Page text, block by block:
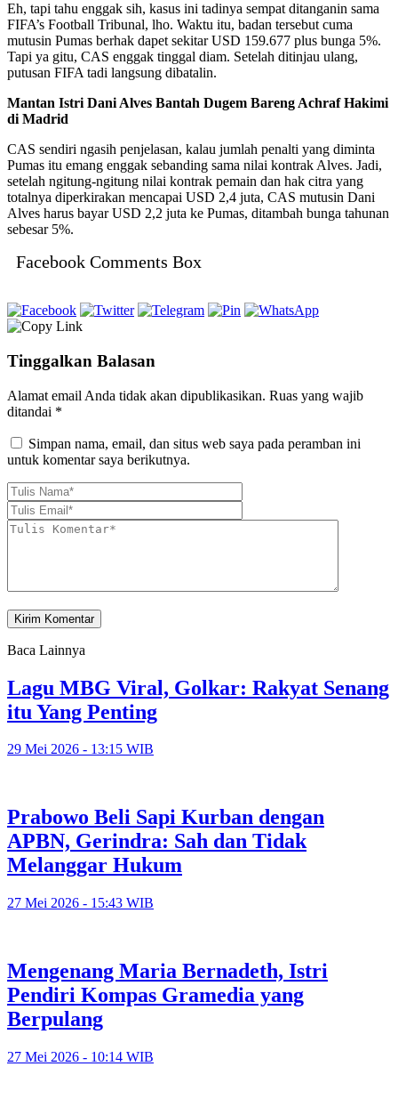
Eh, tapi tahu enggak sih, kasus ini tadinya sempat ditanganin sama
FIFA’s Football Tribunal, lho. Waktu itu, badan tersebut cuma
mutusin Pumas berhak dapet sekitar USD 159.677 plus bunga 5%.
Tapi ya gitu, CAS enggak tinggal diam. Setelah ditinjau ulang,
putusan FIFA tadi langsung dibatalin.
Mantan Istri Dani Alves Bantah Dugem Bareng Achraf Hakimi
di Madrid
CAS sendiri ngasih penjelasan, kalau jumlah penalti yang diminta
Pumas itu emang enggak sebanding sama nilai kontrak Alves. Jadi,
setelah ngitung-ngitung nilai kontrak pemain dan hak citra yang
totalnya diperkirakan mencapai USD 2,4 juta, CAS mutusin Dani
Alves harus bayar USD 2,2 juta ke Pumas, ditambah bunga tahunan
sebesar 5%.
Facebook Comments Box
Tinggalkan Balasan
Alamat email Anda tidak akan dipublikasikan. Ruas yang wajib
ditandai *
Simpan nama, email, dan situs web saya pada peramban ini
untuk komentar saya berikutnya.
Baca Lainnya
Lagu MBG Viral, Golkar: Rakyat Senang
itu Yang Penting
29 Mei 2026 - 13:15 WIB
Prabowo Beli Sapi Kurban dengan
APBN, Gerindra: Sah dan Tidak
Melanggar Hukum
27 Mei 2026 - 15:43 WIB
Mengenang Maria Bernadeth, Istri
Pendiri Kompas Gramedia yang
Berpulang
27 Mei 2026 - 10:14 WIB